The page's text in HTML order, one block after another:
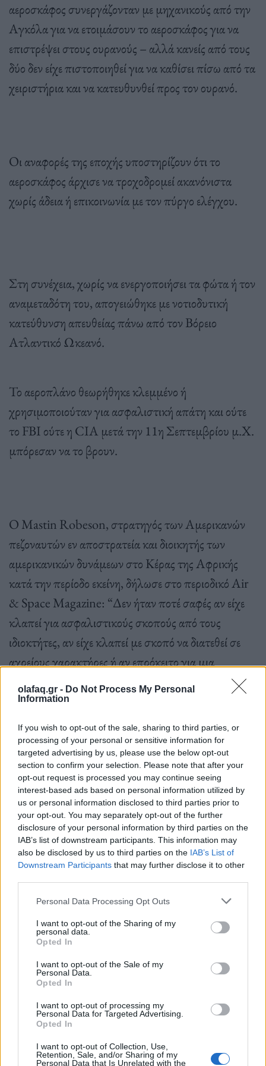
olafaq.gr - Do Not Process My Personal
Information
If you wish to opt-out of the sale, sharing to third parties, or
processing of your personal or sensitive information for
targeted advertising by us, please use the below opt-out
section to confirm your selection. Please note that after your
opt-out request is processed you may continue seeing
interest-based ads based on personal information utilized by
us or personal information disclosed to third parties prior to
your opt-out. You may separately opt-out of the further
disclosure of your personal information by third parties on the
IAB’s list of downstream participants. This information may
also be disclosed by us to third parties on the IAB’s List of
Downstream Participants that may further disclose it to other
Personal Data Processing Opt Outs
I want to opt-out of the Sharing of my
personal data.
Opted In
I want to opt-out of the Sale of my
Personal Data.
Opted In
I want to opt-out of processing my
Personal Data for Targeted Advertising.
Opted In
I want to opt-out of Collection, Use,
Retention, Sale, and/or Sharing of my
Personal Data that Is Unrelated with the
αεροσκάφος συνεργάζονταν με μηχανικούς από την
Αγκόλα για να ετοιμάσουν το αεροσκάφος για να
επιστρέψει στους ουρανούς – αλλά κανείς από τους
δύο δεν είχε πιστοποιηθεί για να καθίσει πίσω από τα
χειριστήρια και να κατευθυνθεί προς τον ουρανό.
Οι αναφορές της εποχής υποστηρίζουν ότι το
αεροσκάφος άρχισε να τροχοδρομεί ακανόνιστα
χωρίς άδεια ή επικοινωνία με τον πύργο ελέγχου.
Στη συνέχεια, χωρίς να ενεργοποιήσει τα φώτα ή τον
αναμεταδότη του, απογειώθηκε με νοτιοδυτική
κατεύθυνση απευθείας πάνω από τον Βόρειο
Ατλαντικό Ωκεανό.
Το αεροπλάνο θεωρήθηκε κλεμμένο ή
χρησιμοποιούταν για ασφαλιστική απάτη και ούτε
το FBI ούτε η CIA μετά την 11η Σεπτεμβρίου μ.Χ.
μπόρεσαν να το βρουν.
Ο Mastin Robeson, στρατηγός των Αμερικανών
πεζοναυτών εν αποστρατεία και διοικητής των
αμερικανικών δυνάμεων στο Κέρας της Αφρικής
κατά την περίοδο εκείνη, δήλωσε στο περιοδικό Air
& Space Magazine: “Δεν ήταν ποτέ σαφές αν είχε
κλαπεί για ασφαλιστικούς σκοπούς από τους
ιδιοκτήτες, αν είχε κλαπεί με σκοπό να διατεθεί σε
αχρείους χαρακτήρες ή αν επρόκειτο για μια
σκόπιμη, συντονισμένη τρομοκρατική απόπειρα.
Υπήρχαν εικασίες και για τα τρία.
Η ακριβής ιδιοκτησία του σκάφους κατά τη στιγμή
της εξαφάνισής του δεν είναι γνωστή.
Υποστηρίζεται ότι η Aerospace Sales & Leasing
φέρεται να βρισκόταν στη διαδικασία πώλησης του
αεροπλάνου είτε σε έναν νιγηριανό αερομεταφορέα,
που ονομάζεται IRS Airlines, είτε ήταν το μοναδικό
αεροπλάνο που ήταν εγγεγραμμένο σε έναν
βραχύβιο στόλο φορτίων της Αγκόλας, την Irwin
Ενώ ο συναγερμός σήμανε το πρωί μετά την
απογείωσή του, αρχικά δεν είχε υποτεθεί ότι το
αεροπλάνο είχε συντριβεί, καθώς υπάρχουν πολλοί
μεγάλοι μη ασφαλτοστρωμένοι διάδρομοι στην